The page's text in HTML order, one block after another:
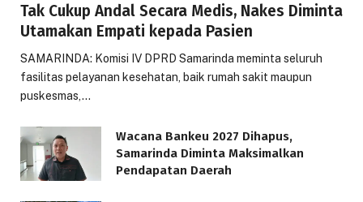
Tak Cukup Andal Secara Medis, Nakes Diminta
Utamakan Empati kepada Pasien
SAMARINDA: Komisi IV DPRD Samarinda meminta seluruh
fasilitas pelayanan kesehatan, baik rumah sakit maupun
puskesmas,…
Wacana Bankeu 2027 Dihapus,
Samarinda Diminta Maksimalkan
Pendapatan Daerah